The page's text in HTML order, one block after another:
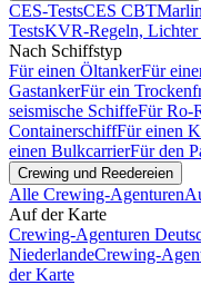
CES-TestsCES CBT
TestsKVR-Regeln, Lichter
Nach Schiffstyp
Für einen ÖltankerFür
GastankerFür ein
seismische SchiffeFür Ro-
ContainerschiffFür einen
einen BulkcarrierFür den
Crewing und Reedereien
Alle Crewing-Agenturen
Auf der Karte
Crewing-Agenturen
NiederlandeCrewing-
der Karte